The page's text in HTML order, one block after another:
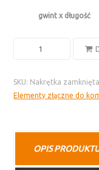
gwint x długość
z
łbem
A4
SKU: Nakrętka
Elementy złączne do
OPIS